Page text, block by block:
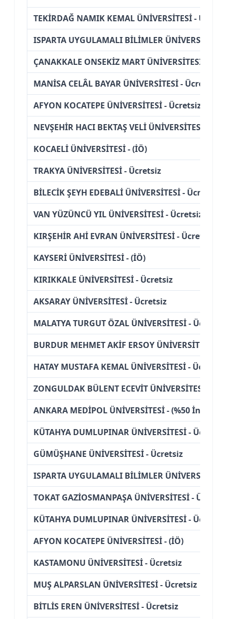
TEKİRDAĞ NAMIK KEMAL ÜNİVERSİTESİ -
ISPARTA UYGULAMALI BİLİMLER ÜNİVERSİTESİ
ÇANAKKALE ONSEKİZ MART ÜNİVERSİTESİ -
MANİSA CELÂL BAYAR ÜNİVERSİTESİ - Ücretsiz
AFYON KOCATEPE ÜNİVERSİTESİ - Ücretsiz
NEVŞEHİR HACI BEKTAŞ VELİ ÜNİVERSİTESİ -
KOCAELİ ÜNİVERSİTESİ - (İÖ)
TRAKYA ÜNİVERSİTESİ - Ücretsiz
BİLECİK ŞEYH EDEBALİ ÜNİVERSİTESİ - Ücretsiz
VAN YÜZÜNCÜ YIL ÜNİVERSİTESİ - Ücretsiz
KIRŞEHİR AHİ EVRAN ÜNİVERSİTESİ - Ücretsiz
KAYSERİ ÜNİVERSİTESİ - (İÖ)
KIRIKKALE ÜNİVERSİTESİ - Ücretsiz
AKSARAY ÜNİVERSİTESİ - Ücretsiz
MALATYA TURGUT ÖZAL ÜNİVERSİTESİ - Ücretsiz
BURDUR MEHMET AKİF ERSOY ÜNİVERSİTESİ -
HATAY MUSTAFA KEMAL ÜNİVERSİTESİ - Ücretsiz
ZONGULDAK BÜLENT ECEVİT ÜNİVERSİTESİ -
ANKARA MEDİPOL ÜNİVERSİTESİ - (%50
KÜTAHYA DUMLUPINAR ÜNİVERSİTESİ - Ücretsiz
GÜMÜŞHANE ÜNİVERSİTESİ - Ücretsiz
ISPARTA UYGULAMALI BİLİMLER ÜNİVERSİTESİ
TOKAT GAZİOSMANPAŞA ÜNİVERSİTESİ -
KÜTAHYA DUMLUPINAR ÜNİVERSİTESİ - Ücretsiz
AFYON KOCATEPE ÜNİVERSİTESİ - (İÖ)
KASTAMONU ÜNİVERSİTESİ - Ücretsiz
MUŞ ALPARSLAN ÜNİVERSİTESİ - Ücretsiz
BİTLİS EREN ÜNİVERSİTESİ - Ücretsiz